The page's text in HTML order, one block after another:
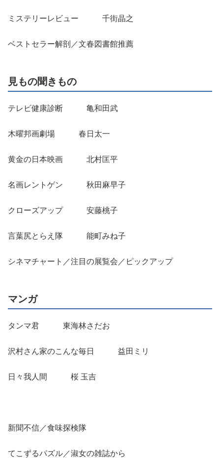
ミステリーレビュー 千街晶之
ベストセラー解剖／文春図書館推薦
見もの聞きもの
テレビ健康診断 亀和田武
木曜邦画劇場 春日太一
黄金の日本映画 北村匡平
名画レントゲン 秋田麻早子
クローズアップ 安藤桃子
言葉尻とらえ隊 能町みね子
シネマチャート／注目の展覧会／ピックアップ
マンガ
タンマ君 東海林さだお
沢村さん家のこんな毎日 益田ミリ
日々我人間 桜 玉吉
新聞不信／食味探検隊
てこずるパズル／淑女の雑誌から